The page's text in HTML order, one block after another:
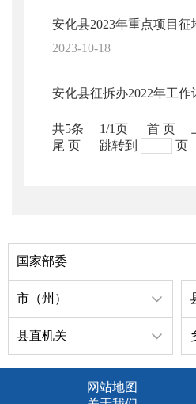
安化县2023年重点项目征
2023-10-18
安化县征拆办2022年工作
共5条 1/1页 首 页
尾 页
跳转到 页
国家部委
市（州）
县直机关
网站地图